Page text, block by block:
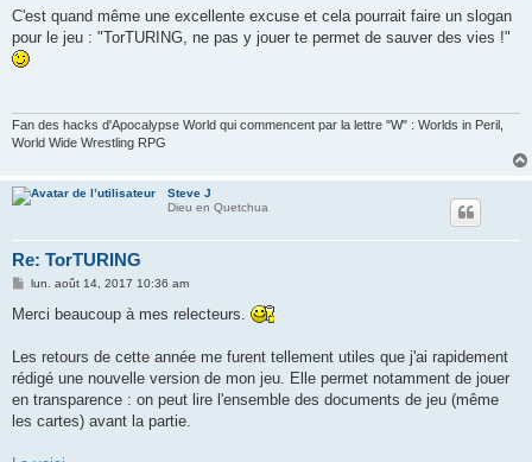
C'est quand même une excellente excuse et cela pourrait faire un slogan
pour le jeu : "TorTURING, ne pas y jouer te permet de sauver des vies !"
Fan des hacks d'Apocalypse World qui commencent par la lettre "W" : Worlds in Peril,
World Wide Wrestling RPG
Steve J
Dieu en Quetchua
Re: TorTURING
M
s
g
lun. août 14, 2017 10:36 am
Merci beaucoup à mes relecteurs.
Les retours de cette année me furent tellement utiles que j'ai rapidement
rédigé une nouvelle version de mon jeu. Elle permet notamment de jouer
en transparence : on peut lire l'ensemble des documents de jeu (même
les cartes) avant la partie.